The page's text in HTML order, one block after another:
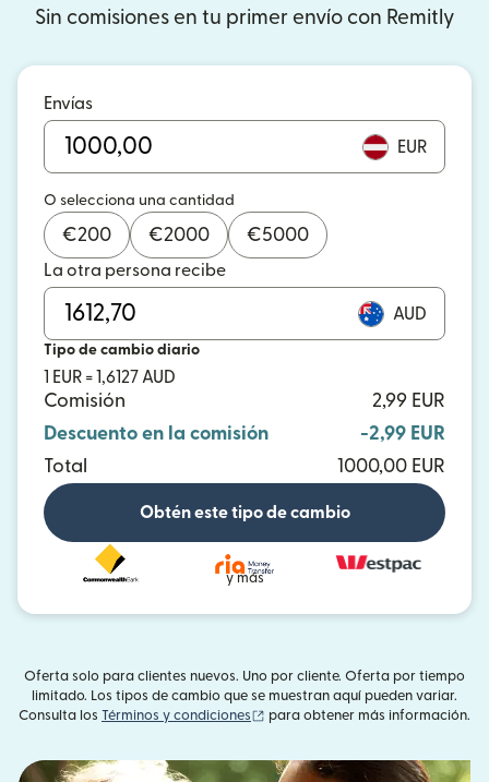
Sin comisiones en tu primer envío con Remitly
Envías
EUR
O selecciona una cantidad
€200 €2000 €5000
La otra persona recibe
AUD
Tipo de cambio diario
1 EUR = 1,6127 AUD
Comisión
2,99 EUR
Descuento en la comisión
-2,99 EUR
Total
1000,00 EUR
Obtén este tipo de cambio
y más
Oferta solo para clientes nuevos. Uno por cliente. Oferta por tiempo
limitado. Los tipos de cambio que se muestran aquí pueden variar.
Consulta los Términos y condiciones (se abre en una ventana nueva)
para obtener más información.